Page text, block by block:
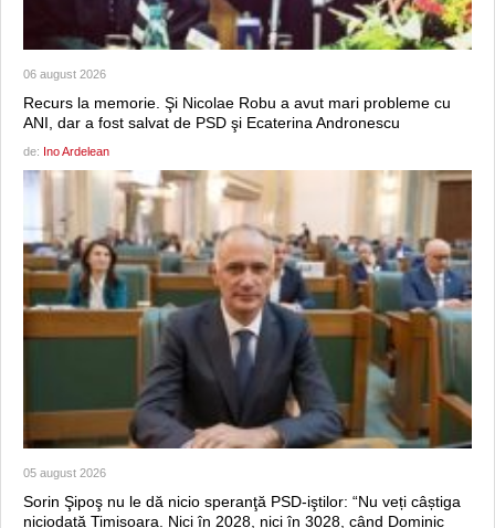
06 august 2026
Recurs la memorie. Şi Nicolae Robu a avut mari probleme cu
ANI, dar a fost salvat de PSD şi Ecaterina Andronescu
de: Ino Ardelean
05 august 2026
Sorin Şipoş nu le dă nicio speranţă PSD-iştilor: “Nu veți câștiga
niciodată Timișoara. Nici în 2028, nici în 3028, când Dominic